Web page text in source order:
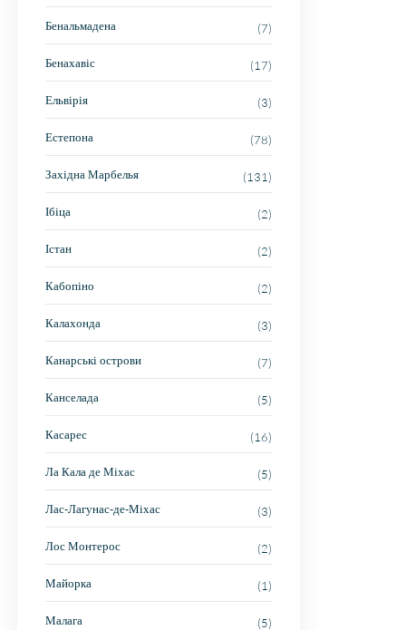
Бенальмадена (7)
Бенахавіс (17)
Ельвірія (3)
Естепона (78)
Західна Марбелья (131)
Ібіца (2)
Істан (2)
Кабопіно (2)
Калахонда (3)
Канарські острови (7)
Канселада (5)
Касарес (16)
Ла Кала де Міхас (5)
Лас-Лагунас-де-Міхас (3)
Лос Монтерос (2)
Майорка (1)
Малага (5)